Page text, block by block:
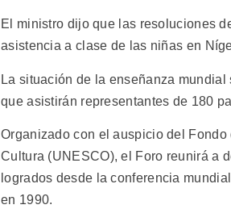
El ministro dijo que las resoluciones
asistencia a clase de las niñas en
La situación de la enseñanza
que asistirán representantes de 180
Organizado con el auspicio del
Cultura (UNESCO), el Foro reunirá a
logrados desde la conferencia
en 1990.